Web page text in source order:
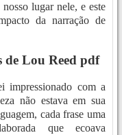
lugar nele, e este
da narração de
de Lou Reed pdf
impressionado com a
não estava em sua
cada frase uma
que ecoava